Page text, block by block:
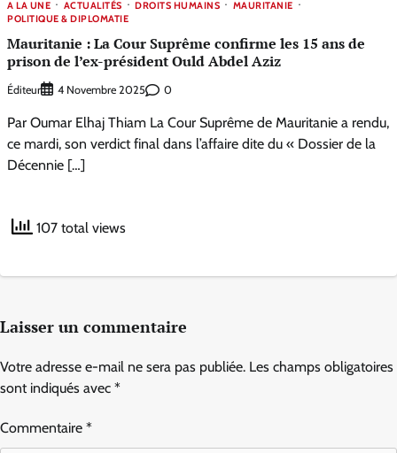
A LA UNE ACTUALITÉS DROITS HUMAINS
MAURITANIE
POLITIQUE & DIPLOMATIE
Mauritanie : La Cour Suprême confirme les 15 ans de
prison de l’ex-président Ould Abdel Aziz
Éditeur 4 Novembre 2025 0
Par Oumar Elhaj Thiam La Cour Suprême de Mauritanie a rendu,
ce mardi, son verdict final dans l’affaire dite du « Dossier de la
Décennie […]
107 total views
Laisser un commentaire
Votre adresse e-mail ne sera pas publiée. Les champs obligatoires
sont indiqués avec *
Commentaire *